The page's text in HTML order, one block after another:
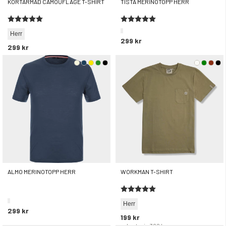
KORTÄRMAD CAMOUFLAGE T-SHIRT
Herr
299 kr
Betyg:
5.0 utav 5 stjärnor
TISTA MERINOTOPP HERR
299 kr
Betyg:
5.0 utav 5 stjärnor
ALMO MERINOTOPP HERR
299 kr
WORKMAN T-SHIRT
Herr
199 kr
Betyg:
5.0 utav 5 stjärnor